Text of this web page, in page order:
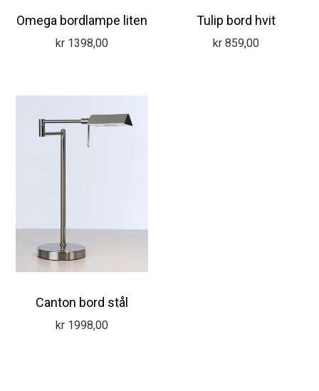
Omega bordlampe liten
kr 1398,00
Tulip bord hvit
kr859,00
Canton bord stål
kr 1998,00